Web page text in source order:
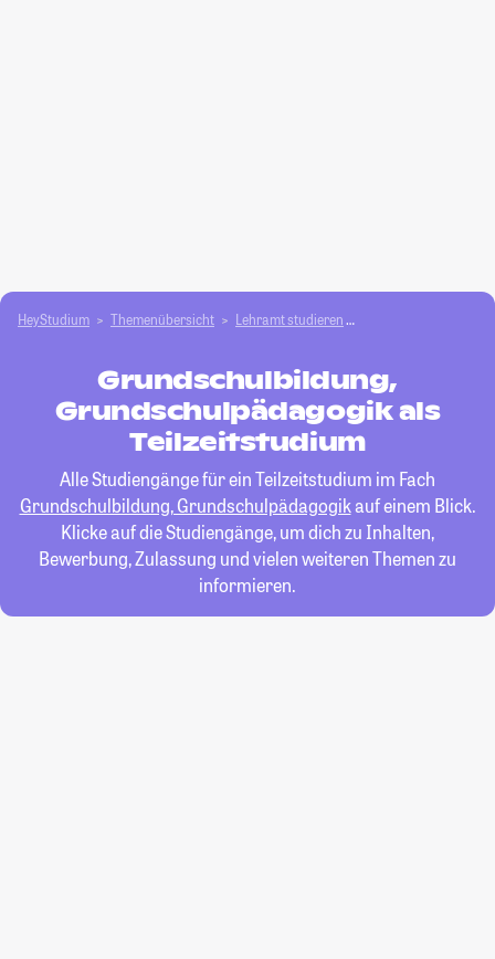
HeyStudium Themenübersicht Lehramt studieren
Grundschulbildung,
Grundschulpädagogik als
Teilzeitstudium
Alle Studiengänge für ein Teilzeitstudium im Fach
Grundschulbildung, Grundschulpädagogikauf einem Blick.
Klicke auf die Studiengänge, um dich zu Inhalten,
Bewerbung, Zulassung und vielen weiteren Themen zu
informieren.